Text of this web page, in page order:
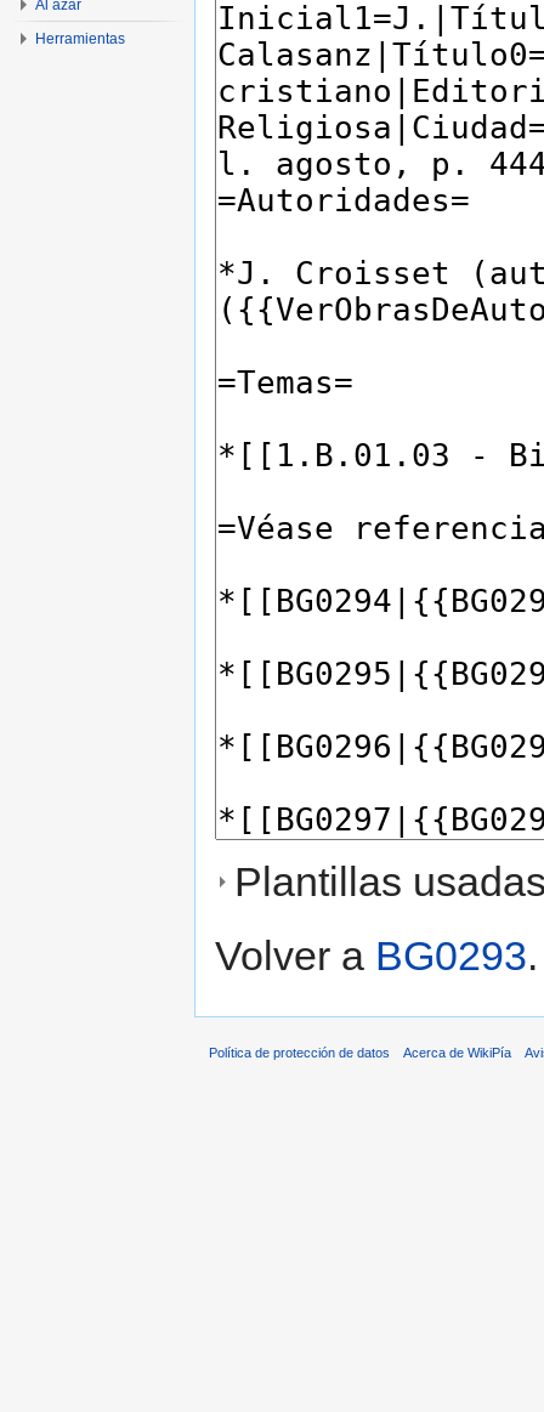
Plantillas
Volver a BG0293.
Al azar
Herramientas
Política de protección de datos Acerca de WikiPía